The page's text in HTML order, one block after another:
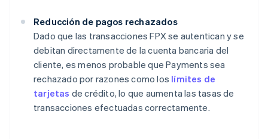
Reducción de pagos rechazados
Dado que las transacciones FPX se autentican y se
debitan directamente de la cuenta bancaria del
cliente, es menos probable que Payments sea
rechazado por razones como los límites de
tarjetas de crédito, lo que aumenta las tasas de
transacciones efectuadas correctamente.